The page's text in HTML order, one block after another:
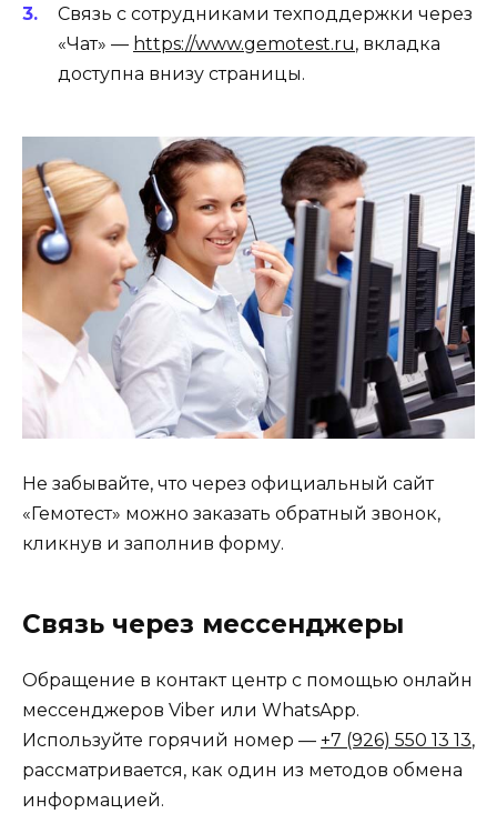
Связь с сотрудниками техподдержки через
«Чат» — https://www.gemotest.ru, вкладка
доступна внизу страницы.
Не забывайте, что через официальный сайт
«Гемотест» можно заказать обратный звонок,
кликнув и заполнив форму.
Связь через мессенджеры
Обращение в контакт центр с помощью онлайн
мессенджеров Viber или WhatsApp.
Используйте горячий номер — +7 (926) 550 13 13,
рассматривается, как один из методов обмена
информацией.